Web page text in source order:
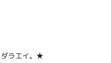
ラエイ。★